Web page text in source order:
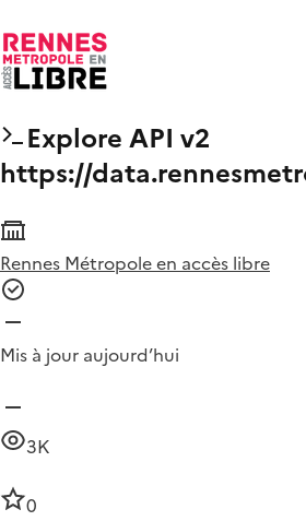
Explore API v2
https://
Rennes Métropole en accès libre
Mis à jour aujourd’hui
3K
0